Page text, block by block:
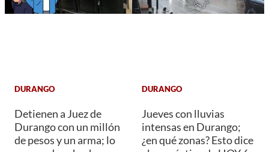
DURANGO
Detienen a Juez de
Durango con un millón
de pesos y un arma; lo
DURANGO
Jueves con lluvias
intensas en Durango;
¿en qué zonas? Esto dice